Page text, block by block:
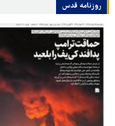
روزنامه قدس